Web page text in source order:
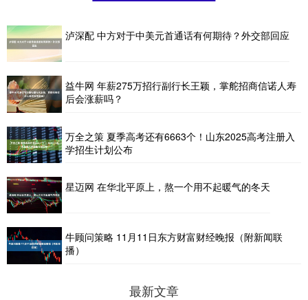
泸深配 中方对于中美元首通话有何期待？外交部回应
益牛网 年薪275万招行副行长王颖，掌舵招商信诺人寿
后会涨薪吗？
万全之策 夏季高考还有6663个！山东2025高考注册入
学招生计划公布
星迈网 在华北平原上，熬一个用不起暖气的冬天
牛顾问策略 11月11日东方财富财经晚报（附新闻联
播）
最新文章